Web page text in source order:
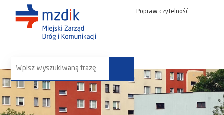
Popraw czytelność
wyszukaj na stronie: